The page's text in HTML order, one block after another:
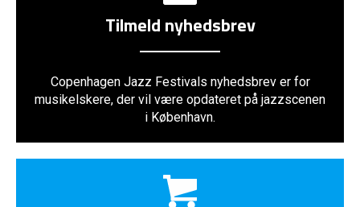
Tilmeld nyhedsbrev
Copenhagen Jazz Festivals nyhedsbrev er for
musikelskere, der vil være opdateret på jazzscenen
i København.